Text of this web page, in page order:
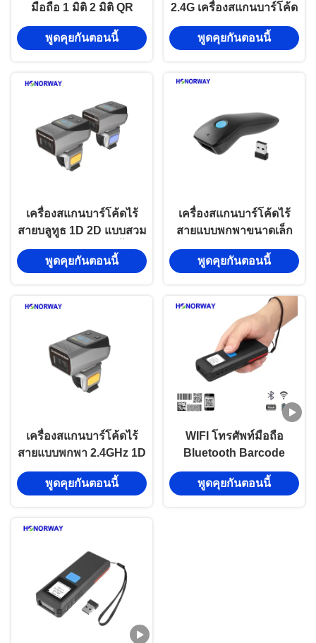
มือถือ 1 มิติ 2 มิติ QR
เครื่องสื่อสาร Bluetooth
แบบไร้สาย
พูดคุยกันตอนนี้
2.4G เครื่องสแกนบาร์โค้ด
แบบพกพาไร้สาย พร้อม
เตียงสําหรับคลังสินค้าและ
พูดคุยกันตอนนี้
เครื่องสแกนบาร์โค้ดไร้
สายบลูทูธ 1D 2D แบบสวม
ใส่ได้ดีไซน์แหวนนิ้ว
สำหรับคลังสินค้า
พูดคุยกันตอนนี้
เครื่องสแกนบาร์โค้ดไร้
สายแบบพกพาขนาดเล็ก
2.4GHz สําหรับการชําระ
เงินผ่านมือถือ QR
พูดคุยกันตอนนี้
เครื่องสแกนบาร์โค้ดไร้
สายแบบพกพา 2.4GHz 1D
2D QR แบบสวมใส่สำหรับ
คลังสินค้า
พูดคุยกันตอนนี้
WIFI โทรศัพท์มือถือ
Bluetooth Barcode
Scanner Code 128
Maxicode Barcode
พูดคุยกันตอนนี้